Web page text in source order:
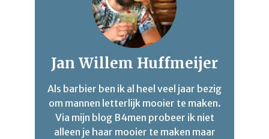
Jan Willem Huffmeijer
Als barbier ben ik al heel veel jaar bezig
om mannen letterlijk mooier te maken.
Via mijn blog B4men probeer ik niet
alleen je haar mooier te maken maar